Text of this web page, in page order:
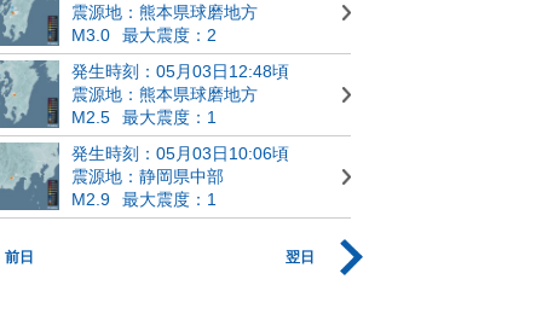
震源地：熊本県球磨地方
M3.0
最大震度：2
発生時刻：05月03日12:48頃
震源地：熊本県球磨地方
M2.5
最大震度：1
発生時刻：05月03日10:06頃
震源地：静岡県中部
M2.9
最大震度：1
前日 翌日